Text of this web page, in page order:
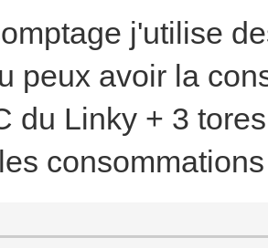
j'utilise
peux avoir la
du Linky + 3